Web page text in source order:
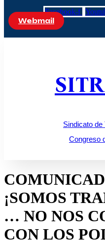
Facebook-f
Webmail
Sindicato de
Congreso
¡SOMOS
… NO NOS
CON LOS